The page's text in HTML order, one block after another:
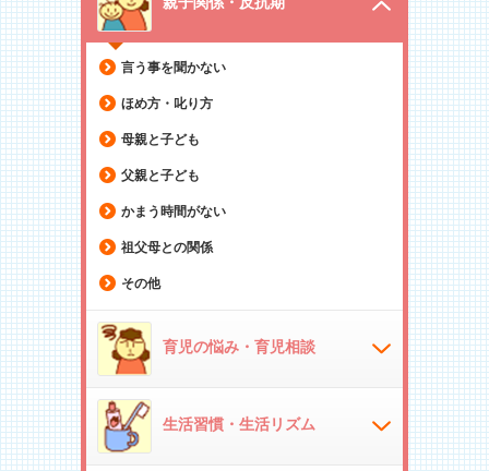
言う事を聞かない
ほめ方・叱り方
母親と子ども
父親と子ども
かまう時間がない
祖父母との関係
その他
育児の悩み・育児相談
生活習慣・生活リズム